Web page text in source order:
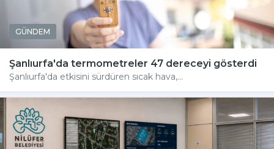
GÜNDEM
Şanlıurfa'da termometreler 47 dereceyi gösterdi
Şanlıurfa'da etkisini sürdüren sıcak hava,...